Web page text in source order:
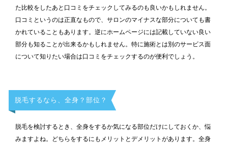
た比較をしたあと口コミをチェックしてみるのも良いかもしれません。
口コミというのは正直なもので、サロンのマイナスな部分についても書
かれていることもあります。逆にホームページには記載していない良い
部分も知ることが出来るかもしれません。特に施術とは別のサービス面
について知りたい場合は口コミをチェックするのが便利でしょう。
脱毛するなら、全身？部位？
脱毛を検討するとき、全身をするか気になる部位だけにしておくか、悩
みますよね。どちらをするにもメリットとデメリットがあります。全身